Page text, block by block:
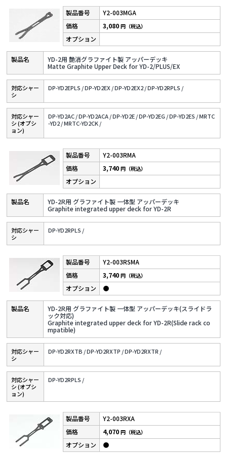
Y2-003MGA
YD-2用 艶消グラファイト製 アッパーデッキ
Matte Graphite Upper Deck for YD-2/PLUS/EX
3,080円（税込）
対応シャー
シ
DP-YD2EPLS /DP-YD2EX /DP-YD2EX2 /DP-YD2RPLS /
対応シャー
シ (オプシ
ョン)
DP-YD2AC /DP-YD2ACA /DP-YD2E /DP-YD2EG /DP-YD2ES /MRTC
-YD2 /MRTC-YD2CK /
Y2-003RMA
YD-2R用 グラファイト製 一体型 アッパーデッキ
Graphite integrated upper deck for YD-2R
3,740円（税込）
対応シャー
シ
DP-YD2RPLS /
Y2-003RSMA
YD-2R用 グラファイト製 一体型 アッパーデッキ(スライドラ
ック対応)
Graphite integrated upper deck for YD-2R(Slide rack co
mpatible)
3,740円（税込）
●
対応シャー
シ
DP-YD2RXTB /DP-YD2RXTP /DP-YD2RXTR /
対応シャー
シ (オプシ
ョン)
DP-YD2RPLS /
Y2-003RXA
4,070円（税込）
●